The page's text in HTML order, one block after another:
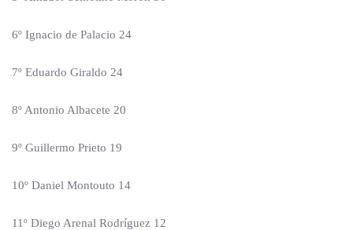
6º Ignacio de Palacio 24
7º Eduardo Giraldo 24
8º Antonio Albacete 20
9º Guillermo Prieto 19
10º Daniel Montouto 14
11º Diego Arenal Rodríguez 12